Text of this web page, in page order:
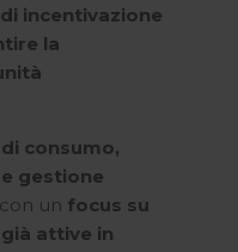
incentivazione
la
consumo,
gestione
un focus su
attive in